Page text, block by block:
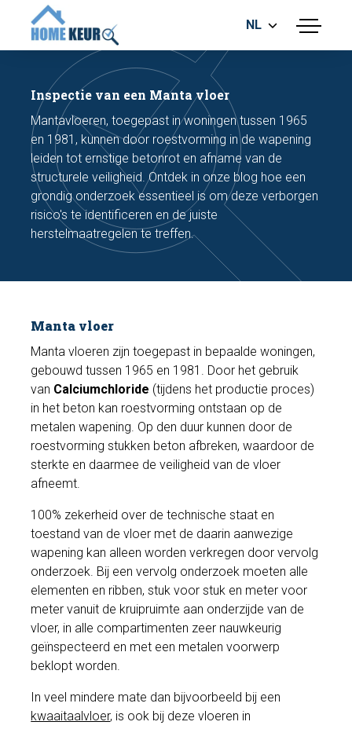
menu
BOUWKUNDIGE KEURING
ENERGIELABEL
MEETRAPPORT
FUNDERINGSRISICO ONDERZOEK
NL
Inspectie van een Manta vloer
Mantavloeren, toegepast in woningen tussen 1965
en 1981, kunnen door roestvorming in de wapening
leiden tot ernstige betonrot en afname van de
structurele veiligheid. Ontdek in onze blog hoe een
grondig onderzoek essentieel is om deze verborgen
risico's te identificeren en de juiste
herstelmaatregelen te treffen.
Manta vloer
Manta vloeren zijn toegepast in bepaalde woningen,
gebouwd tussen 1965 en 1981. Door het gebruik
van Calciumchloride (tijdens het productie proces)
in het beton kan roestvorming ontstaan op de
metalen wapening. Op den duur kunnen door de
roestvorming stukken beton afbreken, waardoor de
sterkte en daarmee de veiligheid van de vloer
afneemt.
100% zekerheid over de technische staat en
toestand van de vloer met de daarin aanwezige
wapening kan alleen worden verkregen door vervolg
onderzoek. Bij een vervolg onderzoek moeten alle
elementen en ribben, stuk voor stuk en meter voor
meter vanuit de kruipruimte aan onderzijde van de
vloer, in alle compartimenten zeer nauwkeurig
geïnspecteerd en met een metalen voorwerp
beklopt worden.
In veel mindere mate dan bijvoorbeeld bij een
kwaaitaalvloer, is ook bij deze vloeren in